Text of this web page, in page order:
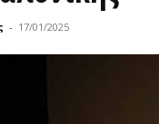
- 17/01/2025